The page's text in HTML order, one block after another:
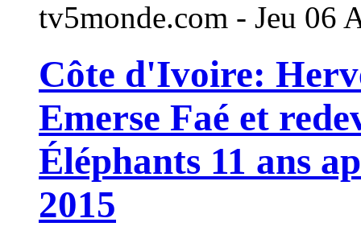
tv5monde.com - Jeu 06
Côte d'Ivoire:
Emerse Faé et
Éléphants 11 ans
2015